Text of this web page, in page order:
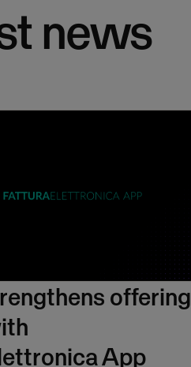
news
offering
App